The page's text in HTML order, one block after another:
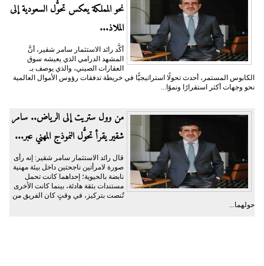
نحو المملكة يعكس تحوُّل السعودية إلى
الملاذ...
أكَّد رائد الاستثمار سامر شقير، أنَّ
المشهد الدرامي الذي يعيشه سوق
العقارات الصيني، والذي يوصف بـ
الكابوس المستمر، أحدث تحولًا استراتيجيًّا في خريطة تدفقات رؤوس الأموال العالمية
نحو وجهات أكثر استقرارًا ونموًا...
من وول ستريت إلى الرياض.. سامر
شقير يقرأ تحوُّل النموذج المهني عبر...
قال رائد الاستثمار سامر شقير: إنه رأى
صورة لامرأتين ناجحتين داخل بيئة مهنية
نابضة بالحيوية؛ إحداهما كانت تحمل
مستندات بثقة هادئة، بينما كانت الأخرى
تُنصت بتركيز، في وقتٍ كان الفريق من
حولهما...